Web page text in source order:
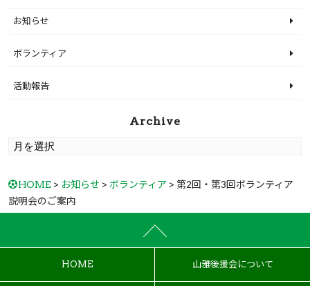
お知らせ
ボランティア
活動報告
Archive
HOME > お知らせ > ボランティア > 第2回・第3回ボランティア
説明会のご案内
HOME 山雅後援会について